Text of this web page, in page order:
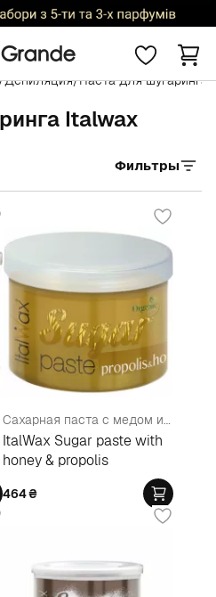
Депиляция/Паста для шугаринга/
Italwax
Фильтры
Сахарная паста с медом и прополисом (в банке)
ItalWax Sugar paste with
honey & propolis
464₴